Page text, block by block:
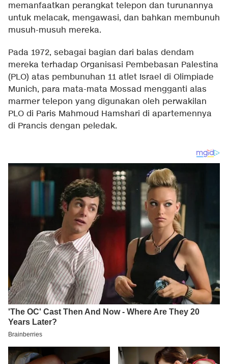
memanfaatkan perangkat telepon dan turunannya
untuk melacak, mengawasi, dan bahkan membunuh
musuh-musuh mereka.
Pada 1972, sebagai bagian dari balas dendam
mereka terhadap Organisasi Pembebasan Palestina
(PLO) atas pembunuhan 11 atlet Israel di Olimpiade
Munich, para mata-mata Mossad mengganti alas
marmer telepon yang digunakan oleh perwakilan
PLO di Paris Mahmoud Hamshari di apartemennya
di Prancis dengan peledak.